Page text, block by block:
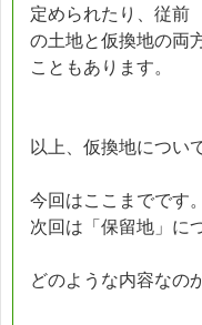
定められたり、従前
の土地と仮換地の両
こともあります。
以上、仮換地につい
今回はここまでです。
次回は「保留地」に
どのような内容なの